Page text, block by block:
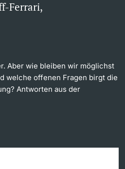
& Alumni
Ferrari,
Aber wie bleiben wir möglichst
welche offenen Fragen birgt die
Antworten aus der